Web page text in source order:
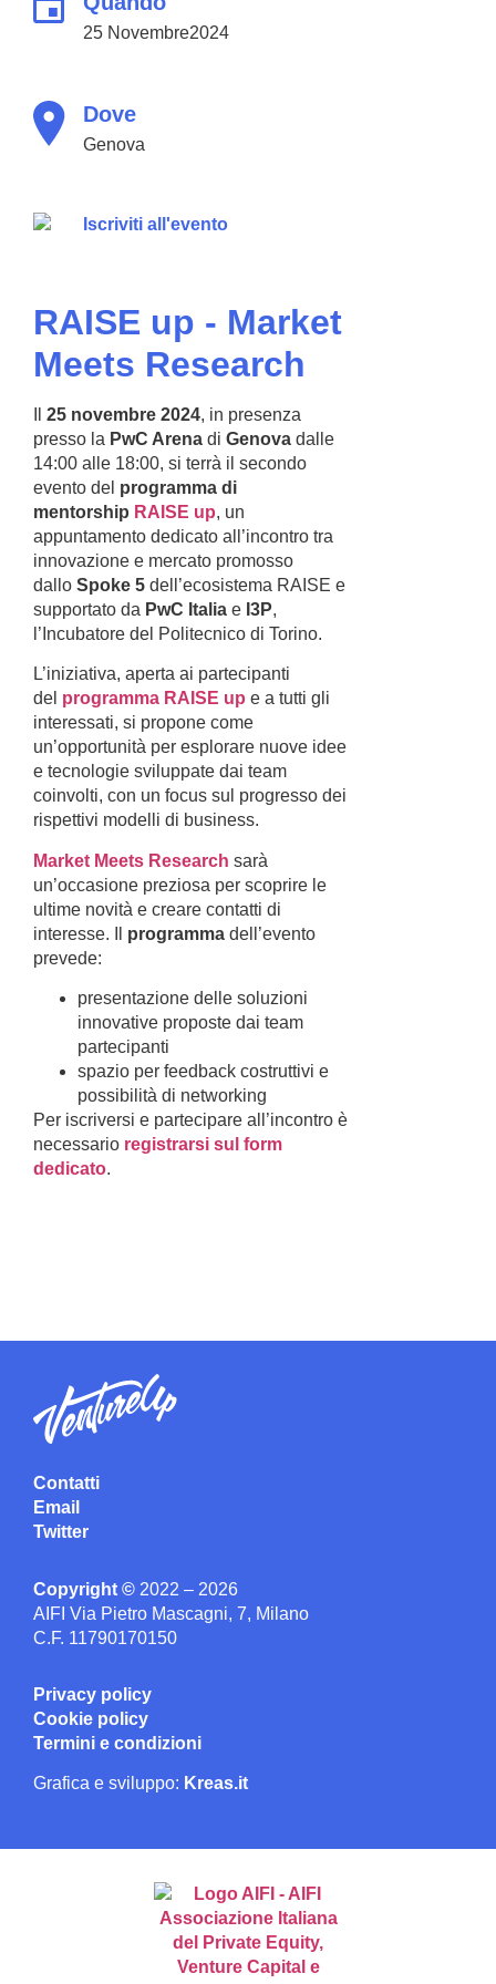
RAISE up - Market
Meets Research
25 novembre 2024, in presenza
presso la PwC Arena di Genova dalle
14:00 alle 18:00, si terrà il secondo
evento del programma di
mentorship RAISE up, un
appuntamento dedicato all’incontro tra
innovazione e mercato promosso
dallo Spoke 5 dell’ecosistema RAISE e
supportato da PwC Italia e I3P,
l’Incubatore del Politecnico di Torino.
L’iniziativa, aperta ai partecipanti
del programma RAISE up e a tutti gli
interessati, si propone come
un’opportunità per esplorare nuove idee
e tecnologie sviluppate dai team
coinvolti, con un focus sul progresso dei
rispettivi modelli di business.
Market Meets Research sarà
un’occasione preziosa per scoprire le
ultime novità e creare contatti di
interesse. Il programma dell’evento
prevede:
presentazione delle soluzioni
innovative proposte dai team
partecipanti
spazio per feedback costruttivi e
possibilità di networking
Per iscriversi e partecipare all’incontro è
necessario registrarsi sul form
dedicato.
25 Novembre2024
Dove
Genova
Iscriviti all'evento
Contatti
Email
Twitter
Copyright © 2022 – 2026
AIFI Via Pietro Mascagni, 7, Milano
C.F. 11790170150
Privacy policy
Cookie policy
Termini e condizioni
Grafica e sviluppo: Kreas.it